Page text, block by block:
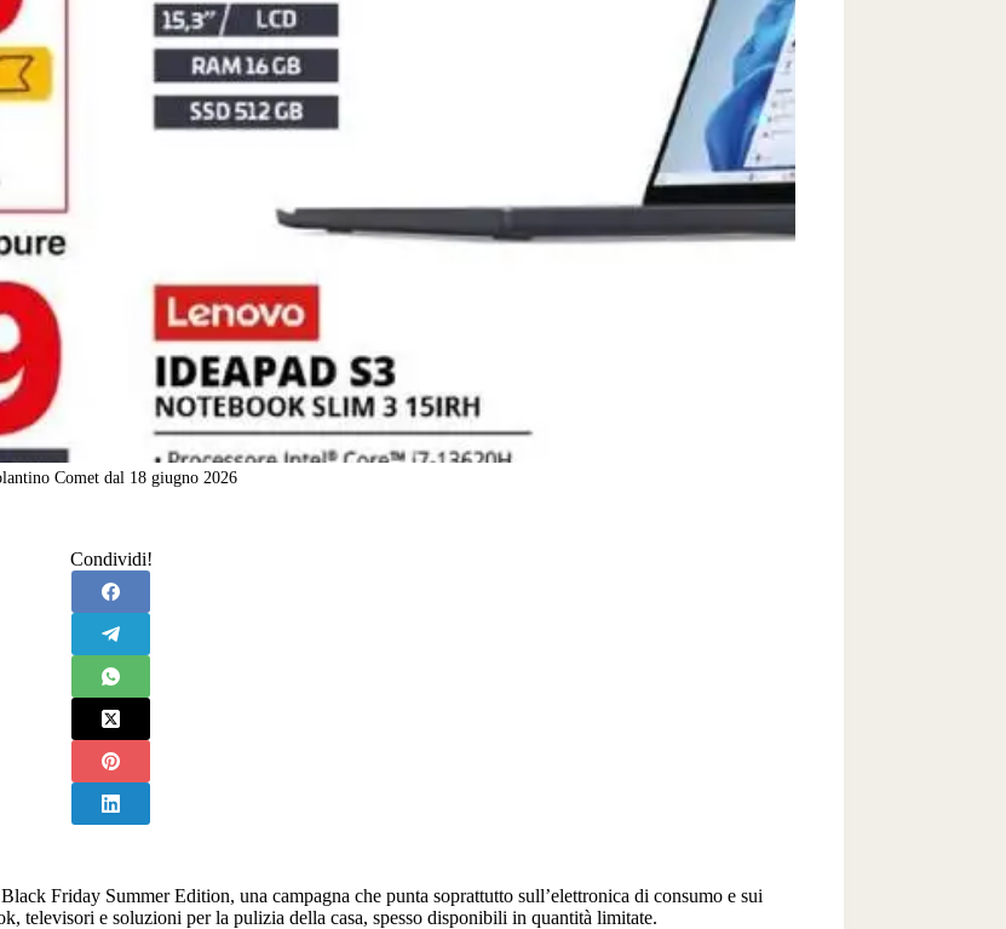
Comet dal 18 giugno 2026
Condividi!
Friday Summer Edition, una campagna che punta soprattutto sull’elettronica di consumo e sui
televisori e soluzioni per la pulizia della casa, spesso disponibili in quantità limitate.